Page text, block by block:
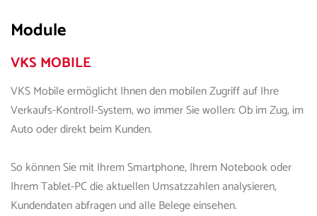
Module
VKS MOBILE
VKSMobileermöglicht Ihnen den mobilen Zugriff auf Ihre
Verkaufs-Kontroll-System, wo immer Sie wollen: Ob im Zug, im
Auto oder direkt beim Kunden.
So können Sie mit Ihrem Smartphone, Ihrem Notebook oder
Ihrem Tablet-PC die aktuellen Umsatzzahlen analysieren,
Kundendaten abfragen und alle Belege einsehen.